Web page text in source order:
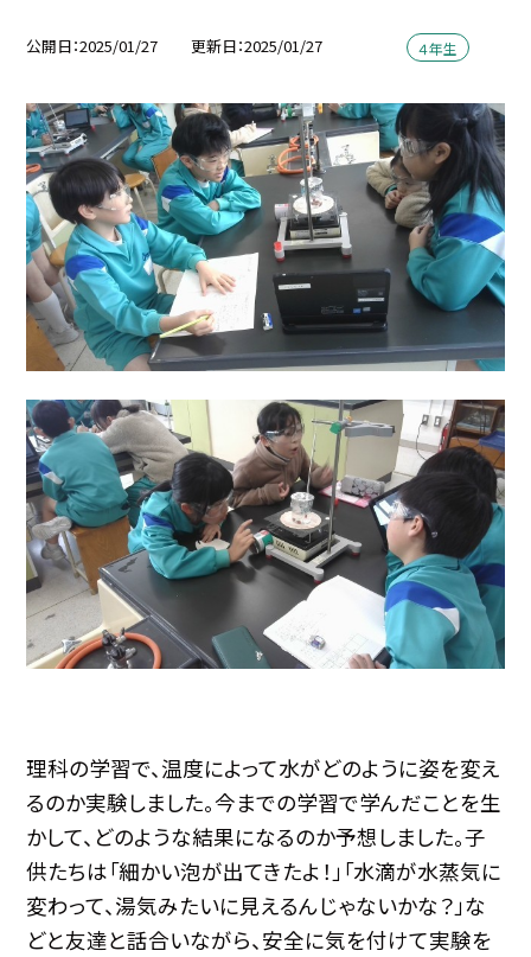
公開日 2025/01/27 更新日 2025/01/27 ４年生
理科の学習で、温度によって水がどのように姿を変え
るのか実験しました。今までの学習で学んだことを生
かして、どのような結果になるのか予想しました。子
供たちは「細かい泡が出てきたよ！」「水滴が水蒸気に
変わって、湯気みたいに見えるんじゃないかな？」な
どと友達と話合いながら、安全に気を付けて実験を